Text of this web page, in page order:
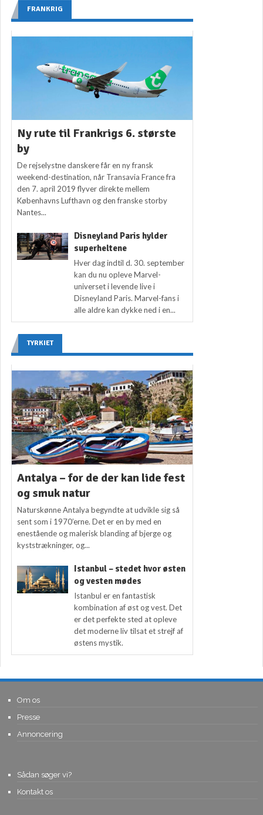
FRANKRIG
Ny rute til Frankrigs 6. største
by
De rejselystne danskere får en ny fransk
weekend-destination, når Transavia France fra
den 7. april 2019 flyver direkte mellem
Københavns Lufthavn og den franske storby
Nantes...
Disneyland Paris hylder
superheltene
Hver dag indtil d. 30. september
kan du nu opleve Marvel-
universet i levende live i
Disneyland Paris. Marvel-fans i
alle aldre kan dykke ned i en...
TYRKIET
Antalya – for de der kan lide fest
og smuk natur
Naturskønne Antalya begyndte at udvikle sig så
sent som i 1970’erne. Det er en by med en
enestående og malerisk blanding af bjerge og
kyststrækninger, og...
Istanbul – stedet hvor østen
og vesten mødes
Istanbul er en fantastisk
kombination af øst og vest. Det
er det perfekte sted at opleve
det moderne liv tilsat et strejf af
østens mystik.
Om os
Presse
Annoncering
Sådan søger vi?
Kontakt os